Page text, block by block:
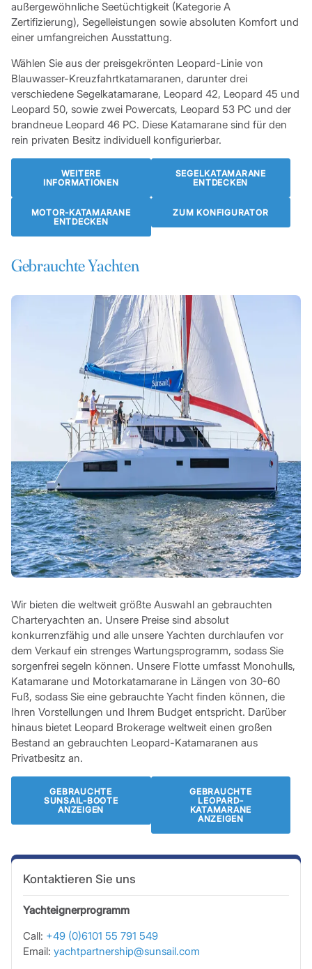
außergewöhnliche Seetüchtigkeit (Kategorie A
Zertifizierung), Segelleistungen sowie absoluten Komfort und
einer umfangreichen Ausstattung.
Wählen Sie aus der preisgekrönten Leopard-Linie von
Blauwasser-Kreuzfahrtkatamaranen, darunter drei
verschiedene Segelkatamarane, Leopard 42, Leopard 45 und
Leopard 50, sowie zwei Powercats, Leopard 53 PC und der
brandneue Leopard 46 PC. Diese Katamarane sind für den
rein privaten Besitz individuell konfigurierbar.
WEITERE
INFORMATIONEN
SEGELKATAMARANE
ENTDECKEN
MOTOR-KATAMARANE
ENTDECKEN
ZUM KONFIGURATOR
Gebrauchte Yachten
Wir bieten die weltweit größte Auswahl an gebrauchten
Charteryachten an. Unsere Preise sind absolut
konkurrenzfähig und alle unsere Yachten durchlaufen vor
dem Verkauf ein strenges Wartungsprogramm, sodass Sie
sorgenfrei segeln können. Unsere Flotte umfasst Monohulls,
Katamarane und Motorkatamarane in Längen von 30-60
Fuß, sodass Sie eine gebrauchte Yacht finden können, die
Ihren Vorstellungen und Ihrem Budget entspricht. Darüber
hinaus bietet Leopard Brokerage weltweit einen großen
Bestand an gebrauchten Leopard-Katamaranen aus
Privatbesitz an.
GEBRAUCHTE
SUNSAIL-BOOTE
ANZEIGEN
GEBRAUCHTE
LEOPARD-
KATAMARANE
ANZEIGEN
Kontaktieren Sie uns
Yachteignerprogramm
Call: +49 (0)6101 55 791 549
Email: yachtpartnership@sunsail.com